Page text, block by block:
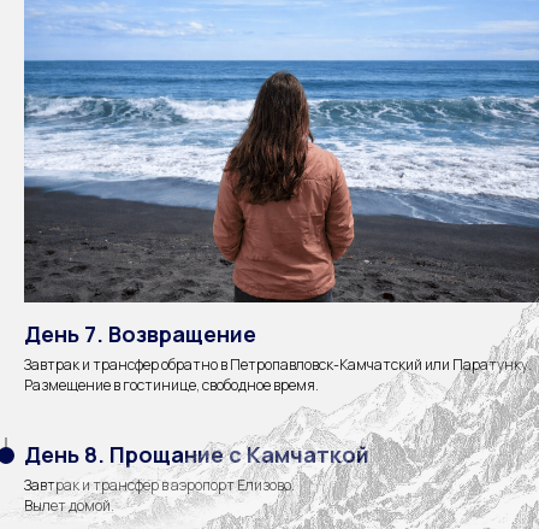
День 7. Возвращение
Завтрак и трансфер обратно в Петропавловск-Камчатский или Паратунку.
Размещение в гостинице, свободное время.
День 8. Прощание с Камчаткой
Завтрак и трансфер в аэропорт Елизово.
Вылет домой.